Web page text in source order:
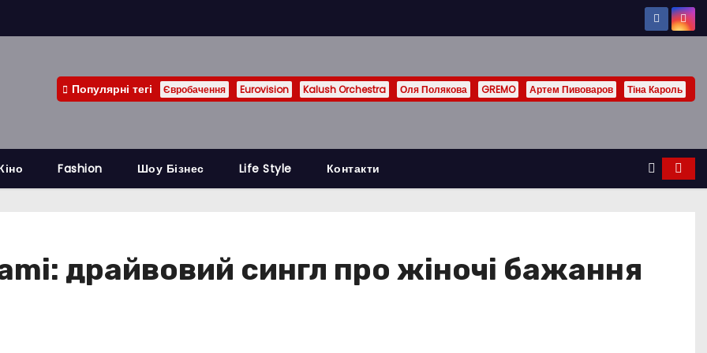
Популярні тегі Євробачення Eurovision Kalush Orchestra Оля Полякова GREMO Артем Пивоваров Тіна Кароль
Fashion Шоу Бізнес Life Style Контакти
драйвовий сингл про жіночі бажання